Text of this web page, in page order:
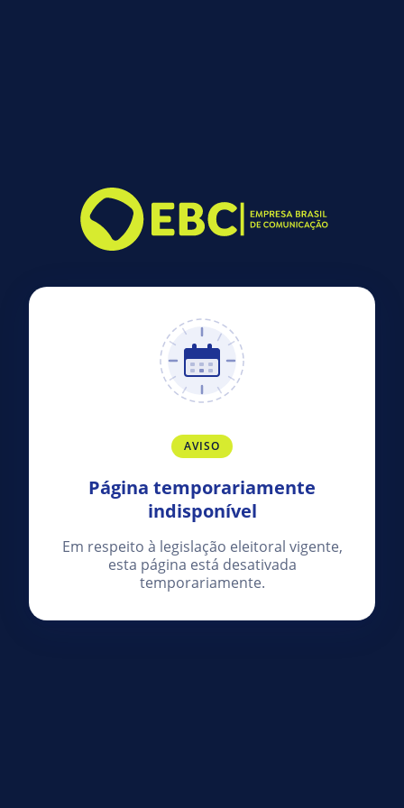
AVISO
Página temporariamente
indisponível
Em respeito à legislação eleitoral vigente,
esta página está desativada
temporariamente.